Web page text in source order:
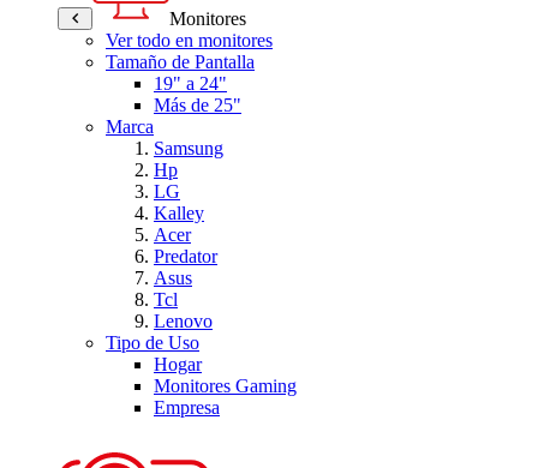
Monitores
Ver todo en monitores
Tamaño de Pantalla
19" a 24"
Más de 25"
Marca
Samsung
Hp
LG
Kalley
Acer
Predator
Asus
Tcl
Lenovo
Tipo de Uso
Hogar
Monitores Gaming
Empresa